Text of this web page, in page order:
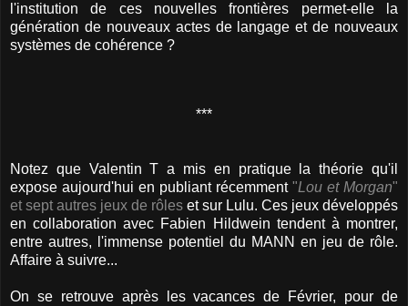
l'institution de ces nouvelles frontières permet-elle la
génération de nouveaux actes de langage et de nouveaux
systèmes de cohérence ?
***
Notez que Valentin T a mis en pratique la théorie qu'il
expose aujourd'hui en publiant récemment "Lou et Morgan"
et sept autres jeux de rôles et sur Lulu. Ces jeux développés
en collaboration avec Fabien Hildwein tendent à montrer,
entre autres, l'immense potentiel du MANN en jeu de rôle.
Affaire à suivre...
On se retrouve après les vacances de Février, pour de